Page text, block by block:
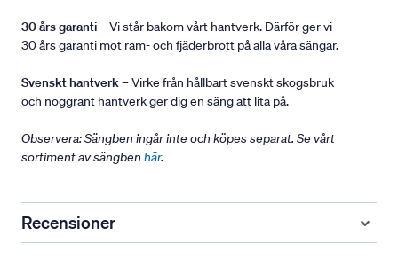
30 års garanti– Vi står bakom vårt hantverk. Därför ger vi
30 års garanti mot ram- och fjäderbrott på alla våra sängar.
Svenskt hantverk– Virke från hållbart svenskt skogsbruk
och noggrant hantverk ger dig en säng att lita på.
Observera: Sängben ingår inte och köpes separat. Se vårt
sortiment av sängben här.
Recensioner